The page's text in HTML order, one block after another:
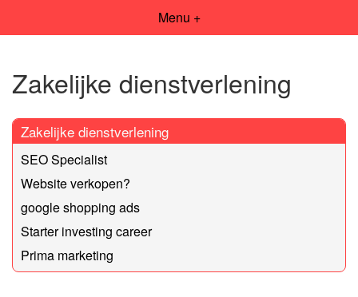
Menu +
Zakelijke dienstverlening
Zakelijke dienstverlening
SEO Specialist
Website verkopen?
google shopping ads
Starter investing career
Prima marketing